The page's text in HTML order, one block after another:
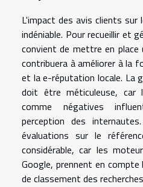
L'impact des avis clients
indéniable. Pour recueillir et
convient de mettre en
contribuera à améliorer à la
et la e-réputation locale. La
doit être méticuleuse, car
comme négatives
perception des
évaluations sur le
considérable, car les
Google, prennent en
de classement des